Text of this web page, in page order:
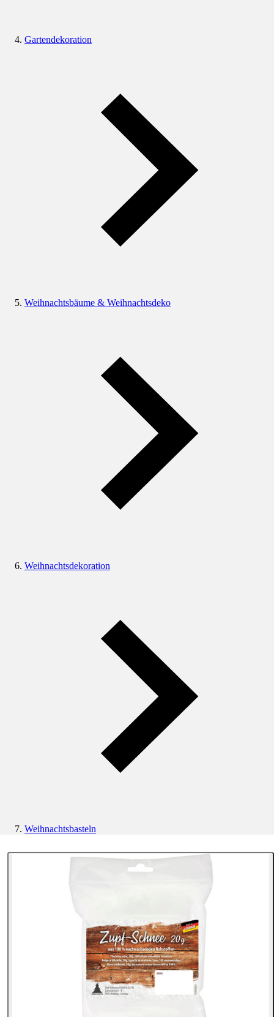
Gartendekoration
Weihnachtsbäume & Weihnachtsdeko
Weihnachtsdekoration
Weihnachtsbasteln